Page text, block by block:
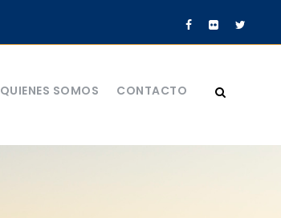
QUIENES SOMOS CONTACTO